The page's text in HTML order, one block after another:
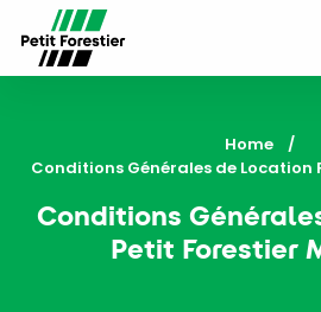
Home
Current:
Conditions Générales de Location
Conditions
Petit Forestier